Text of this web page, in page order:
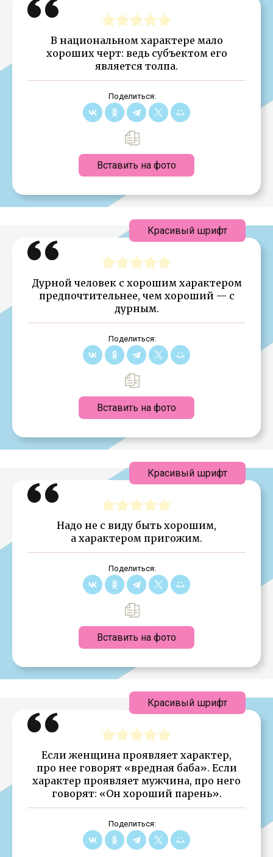
В национальном характере мало
хороших черт: ведь субъектом его
является толпа.
Поделиться:
Вставить на фото
Дурной человек с хорошим характером
предпочтительнее, чем хороший — с
дурным.
Поделиться:
Вставить на фото
Красивый шрифт
Надо не с виду быть хорошим,
а характером пригожим.
Поделиться:
Вставить на фото
Красивый шрифт
Если женщина проявляет характер,
про нее говорят «вредная баба». Если
характер проявляет мужчина, про него
говорят: «Он хороший парень».
Поделиться:
Красивый шрифт